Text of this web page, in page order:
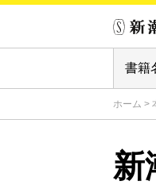
ホーム >
新